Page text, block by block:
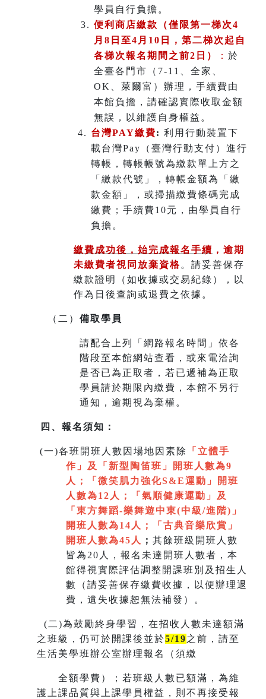
學員自行負擔。
便利商店繳款（僅限第一梯次4
月8日至4月10日，第二梯次起自
各梯次報名期間之前2日）
： 於
全臺各門市（7-11、全家、
OK、萊爾富）辦理 ， 手續費由
本館負擔，請確認實際收取金額
無誤，以維護自身權益。
台灣PAY繳費: 利用行動裝置下
載台灣Pay（臺灣行動支付）進行
轉帳，轉帳帳號為繳款單上方之
「繳款代號」，轉帳金額為「繳
款金額」，或掃描繳費條碼完成
繳費；手續費10元，由學員自行
負擔。
繳費成功後，始完成報名手續 ，逾期
未繳費者視同放棄資格。請妥善保存
繳款證明（如收據或交易紀錄），以
作為日後查詢或退費之依據。
（二） 備取學員
請配合上列「網路報名時間」依各
階段至本館網站查看，或來電洽詢
是否已為正取者，若已遞補為正取
學員請於期限內繳費，本館不另行
通知，逾期視為棄權。
四、報名須知：
(一)各班開班人數因場地因素除
「立體手
作」及「新型陶笛班」開班人數為9
人
；
「微笑肌力強化S&E運動」開班
人數為12人；「氣順健康運動」及
「 東方舞蹈-樂舞遊中東(中級/進階)」
開班人數為14人
； 「 古典音樂欣賞 」
開班人數為45人
； 其餘班級開班人數
皆為20人，報名未達開班人數者，本
館得視實際評估調整開課班別及招生人
數（請妥善保存繳費收據，以便辦理退
費，遺失收據恕無法補發）。
( 二)為鼓勵終身學習，在招收人數未達額滿
之班級，仍可於開課後並於5/19之前，請至
生活美學班辦公室辦理報名（須繳
全額學費）；若班級人數已額滿，為維
護上課品質與上課學員權益，則不再接受報